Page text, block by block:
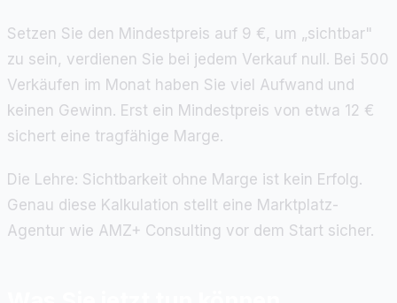
Setzen Sie den Mindestpreis auf 9 €, um „sichtbar"
zu sein, verdienen Sie bei jedem Verkauf null. Bei 500
Verkäufen im Monat haben Sie viel Aufwand und
keinen Gewinn. Erst ein Mindestpreis von etwa 12 €
sichert eine tragfähige Marge.
Die Lehre: Sichtbarkeit ohne Marge ist kein Erfolg.
Genau diese Kalkulation stellt eine Marktplatz-
Agentur wie AMZ+ Consulting vor dem Start sicher.